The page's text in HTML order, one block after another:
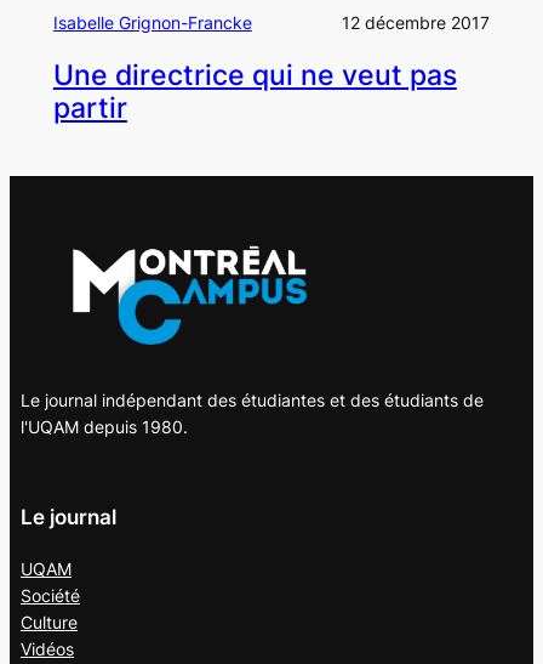
Isabelle Grignon-Francke 12 décembre 2017
Une directrice qui ne veut pas
partir
Le journal indépendant des étudiantes et des étudiants de
l'UQAM depuis 1980.
Le journal
UQAM
Société
Culture
Vidéos